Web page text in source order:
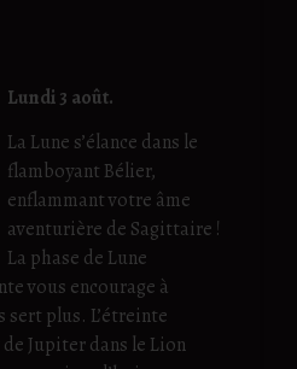
Lundi 3 août.
La Lune s’élance dans le
flamboyant Bélier,
enflammant votre âme
aventurière de Sagittaire !
La phase de Lune
vous encourage à
sert plus. L’étreinte
Jupiter dans le Lion